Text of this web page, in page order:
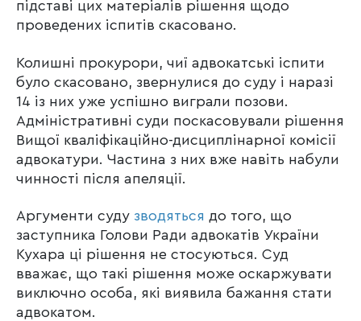
підставі цих матеріалів рішення щодо
проведених іспитів скасовано.
Колишні прокурори, чиї адвокатські іспити
було скасовано, звернулися до суду і наразі
14 із них уже успішно виграли позови.
Адміністративні суди поскасовували рішення
Вищої кваліфікаційно-дисциплінарної комісії
адвокатури. Частина з них вже навіть набули
чинності після апеляції.
Аргументи суду зводяться до того, що
заступника Голови Ради адвокатів України
Кухара ці рішення не стосуються. Суд
вважає, що такі рішення може оскаржувати
виключно особа, які виявила бажання стати
адвокатом.